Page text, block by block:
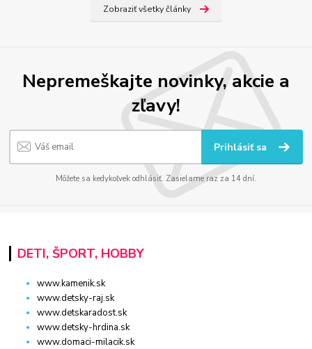
Zobraziť všetky články
Nepremeškajte novinky, akcie a
zľavy!
Prihlásiť sa
Môžete sa kedykoľvek odhlásiť. Zasielame raz za 14 dní.
DETI, ŠPORT, HOBBY
www.kamenik.sk
www.detsky-raj.sk
www.detskaradost.sk
www.detsky-hrdina.sk
www.domaci-milacik.sk